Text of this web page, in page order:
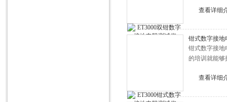
查看详细
钳式数字接地
钳式数字接地
的培训就能够
查看详细